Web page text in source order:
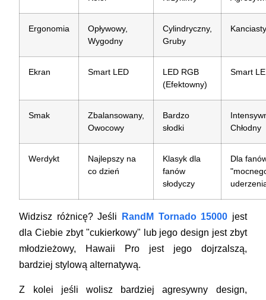
Ergonomia
Opływowy,
Wygodny
Cylindryczny,
Gruby
Ekran Smart LED
LED RGB
(Efektowny)
Smart
Smak
Zbalansowany,
Owocowy
Bardzo
słodki
Chłodny
Werdykt
Najlepszy na
co dzień
Klasyk dla
fanów
słodyczy
Dla
Widzisz różnicę? Jeśli RandM Tornado 15000 jest
dla Ciebie zbyt "cukierkowy" lub jego design jest zbyt
młodzieżowy, Hawaii Pro jest jego dojrzalszą,
bardziej stylową alternatywą.
Z kolei jeśli wolisz bardziej agresywny design,